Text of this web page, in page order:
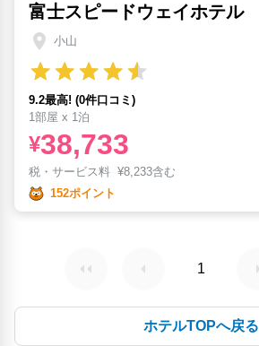
富士スピードウェイホテル
小山
9.2最高! (0件口コミ)
1部屋 x 1泊
¥38,733
税・サービス料 ¥8,233含む
152ポイント
1
ホテルTOPへ戻る